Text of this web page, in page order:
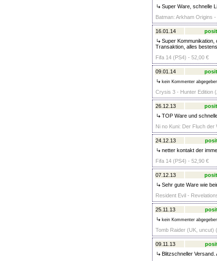
Super Ware, schnelle
Batman: Arkham Origins
16.01.14
Super Kommunikation,
Transaktion, alles
Fifa 14 (PS4) - 52,00 €
09.01.14
kein Kommenter
Crysis 3 - Hunter Edition
26.12.13
TOP Ware und
Ni no Kuni: Der Fluch
24.12.13
netter kontakt der
Fifa 14 (PS4) - 52,90 €
07.12.13
Sehr gute Ware wie
Resident Evil -
25.11.13
kein Kommenter
Tomb Raider (UK, uncut)
09.11.13
Blitzschneller